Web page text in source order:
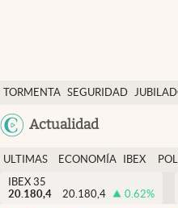
TORMENTA SEGURIDAD
Actualidad
Economía y finanzas
Política
Actualidad
Criptomonedas
ULTIMAS
NOTICIAS
ECONOMÍA
FINANZAS
IBEX
EURO
IBEX 35
20.180,4
20.180,4 0.62%